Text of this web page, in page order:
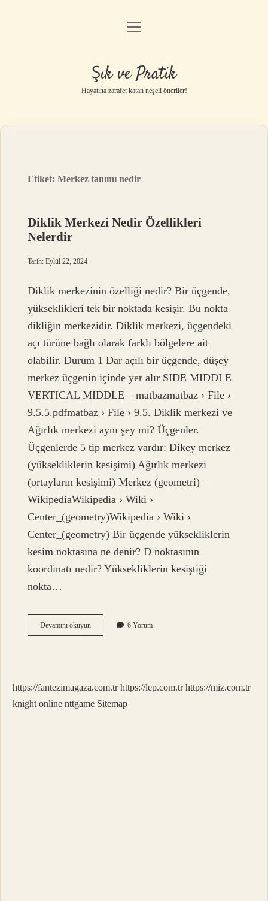
Anasayfa
Yasal Uyarı
menüyü
Şık ve Pratik
Hayatına zarafet katan neşeli öneriler!
Etiket:Merkez tanımı nedir
Diklik Merkezi Nedir Özellikleri
Nelerdir
Tarih: Eylül 22, 2024
Diklik merkezinin özelliği nedir? Bir üçgende,
yükseklikleri tek bir noktada kesişir. Bu nokta
dikliğin merkezidir. Diklik merkezi, üçgendeki
açı türüne bağlı olarak farklı bölgelere ait
olabilir. Durum 1 Dar açılı bir üçgende, düşey
merkez üçgenin içinde yer alır SIDE MIDDLE
VERTICAL MIDDLE – matbazmatbaz › File ›
9.5.5.pdfmatbaz › File › 9.5. Diklik merkezi ve
Ağırlık merkezi aynı şey mi? Üçgenler.
Üçgenlerde 5 tip merkez vardır: Dikey merkez
(yüksekliklerin kesişimi) Ağırlık merkezi
(ortayların kesişimi) Merkez (geometri) –
WikipediaWikipedia › Wiki ›
Center_(geometry)Wikipedia › Wiki ›
Center_(geometry) Bir üçgende yüksekliklerin
kesim noktasına ne denir? D noktasının
koordinatı nedir? Yüksekliklerin kesiştiği
nokta…
Devamını okuyunDiklik
Merkezi
6 Yorum
https://fantezimagaza.com.tr https://lep.com.tr https://miz.com.tr
knight online nttgame Sitemap